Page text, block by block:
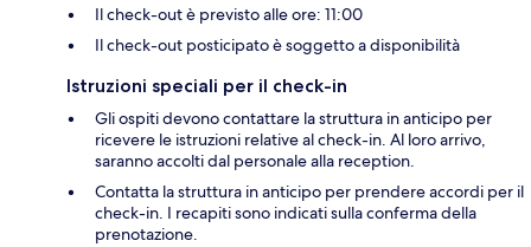
Il check-out è previsto alle ore: 11:00
Il check-out posticipato è soggetto a disponibilità
Istruzioni speciali per il check-in
Gli ospiti devono contattare la struttura in anticipo per
ricevere le istruzioni relative al check-in. Al loro arrivo,
saranno accolti dal personale alla reception.
Contatta la struttura in anticipo per prendere accordi per il
check-in. I recapiti sono indicati sulla conferma della
prenotazione.